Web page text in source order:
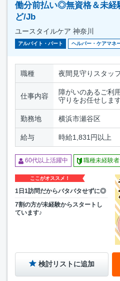
働分前払い◎無資格＆未
ど/Jb
ユースタイルケア 神奈川
アルバイト・パート ヘルパー・ケアマネ
職種 夜間見守りスタッ
仕事内容
障がいのあるご利
守りをお任せします
勤務地 横浜市瀬谷区
給与 時給1,831円以上
60代以上活躍中 職種未経験者
ここがオススメ！
1日1訪問だからバタバタせずに◎
7割の方が未経験からスタートし
ています♪
検討リストに追加